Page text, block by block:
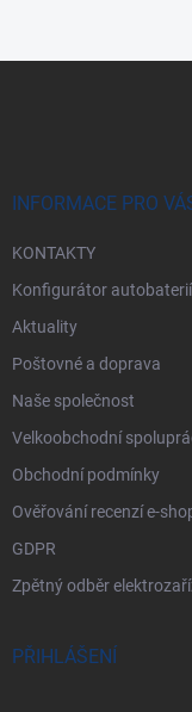
INFORMACE PRO
KONTAKTY
Konfigurátor autobaterií
Aktuality
Poštovné a doprava
Naše společnost
Velkoobchodní
Obchodní podmínky
Ověřování recenzí e-
GDPR
Zpětný odběr
PŘIHLÁŠENÍ